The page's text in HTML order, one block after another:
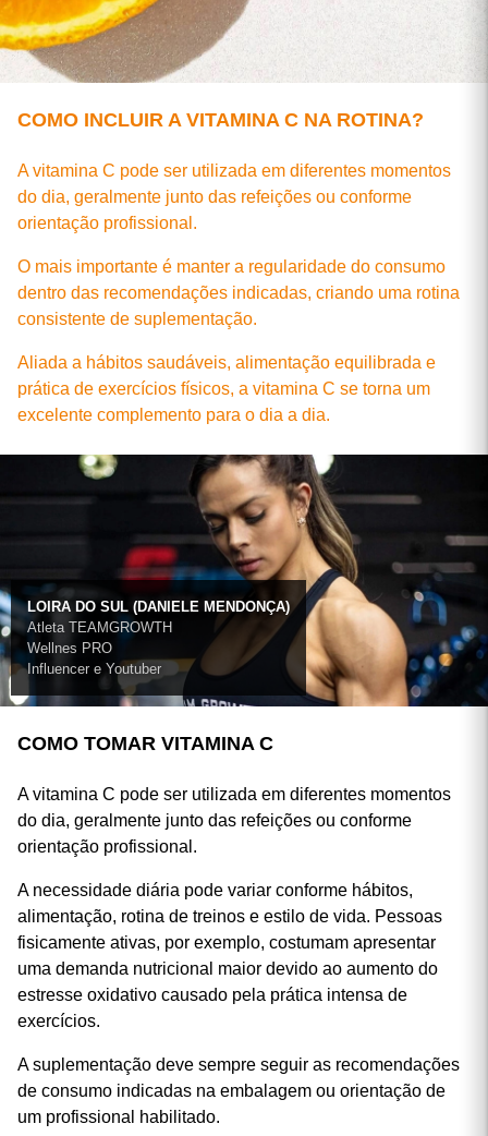
COMO INCLUIR A VITAMINA C NA ROTINA?
A vitamina C pode ser utilizada em diferentes momentos
do dia, geralmente junto das refeições ou conforme
orientação profissional.
O mais importante é manter a regularidade do consumo
dentro das recomendações indicadas, criando uma rotina
consistente de suplementação.
Aliada a hábitos saudáveis, alimentação equilibrada e
prática de exercícios físicos, a vitamina C se torna um
excelente complemento para o dia a dia.
LOIRA DO SUL (DANIELE MENDONÇA)
Atleta TEAMGROWTH
Wellnes PRO
Influencer e Youtuber
COMO TOMAR VITAMINA C
A vitamina C pode ser utilizada em diferentes momentos
do dia, geralmente junto das refeições ou conforme
orientação profissional.
A necessidade diária pode variar conforme hábitos,
alimentação, rotina de treinos e estilo de vida. Pessoas
fisicamente ativas, por exemplo, costumam apresentar
uma demanda nutricional maior devido ao aumento do
estresse oxidativo causado pela prática intensa de
exercícios.
A suplementação deve sempre seguir as recomendações
de consumo indicadas na embalagem ou orientação de
um profissional habilitado.